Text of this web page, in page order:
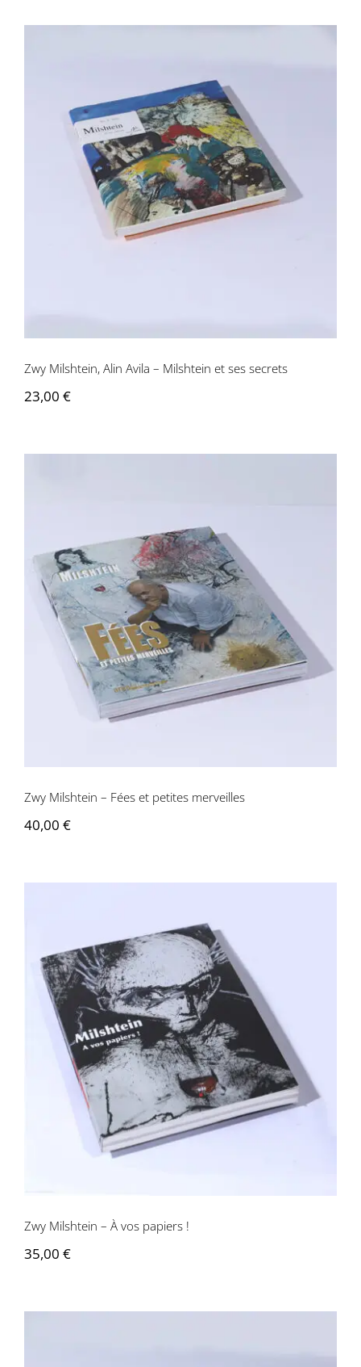
Zwy Milshtein, Alin Avila – Milshtein et
ses secrets
Zwy Milshtein, Alin Avila – Milshtein et ses secrets
23,00 €
Zwy Milshtein – Fées et petites
merveilles
Zwy Milshtein – Fées et petites merveilles
40,00 €
Zwy Milshtein – À vos papiers !
Zwy Milshtein – À vos papiers !
35,00 €